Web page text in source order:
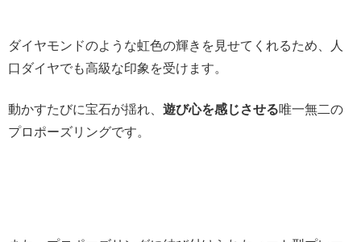
ダイヤモンドのような虹色の輝きを見せてくれるため、人
口ダイヤでも高級な印象を受けます。
動かすたびに宝石が揺れ、 遊び心を感じさせる唯一無二の
プロポーズリングです。